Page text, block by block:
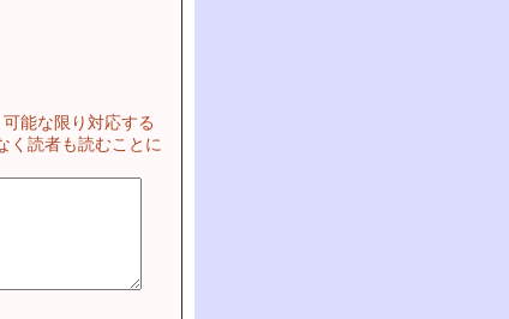
能な限り対応する
く読者も読むことに